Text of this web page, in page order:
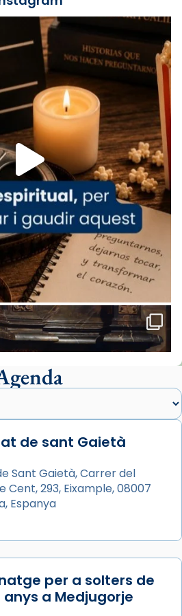
comp
Vatican
es/iglesia/news/2026-
depresion-papa-viaje-
Barcelona
i Semproniana ens
bisbe de Tortosa, ha
juliol la missa de Les
is at Catedral
juliol, ha tingut lloc la
gràcies en agraïment al
de la visita apostòlica
el cardenal Joan
presidit la missa i l’ha
auxiliar de Barcelona,
de sant Gaietà
Sant Gaietà, Carrer del
Cent, 293, Eixample, 08007
Espanya
per a solters de
anys a Medjugorje